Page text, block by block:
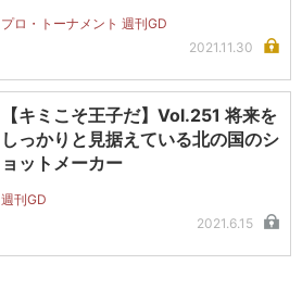
プロ・トーナメント 週刊GD
2021.11.30
【キミこそ王子だ】Vol.251 将来を
しっかりと見据えている北の国のシ
ョットメーカー
週刊GD
2021.6.15